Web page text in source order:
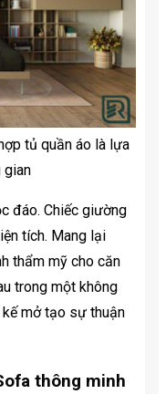
tủ quần áo là lựa
gian
đáo. Chiếc giường
tích. Mang lại
thẩm mỹ cho căn
trong một không
mở tạo sự thuận
thông minh